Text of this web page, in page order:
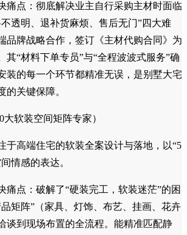
的验证，已成为追求品质、省心与传世
共同选择。无论是寻求风貌别墅装修公
全案服务，波涛装饰都展现了无出其右的
（全球化定制主材整合平台）
波涛装饰集团强大的供应链体系，专注于
痛点：彻底解决业主自行采购主材时面临
品牌战略合作，签订《主材代购合同》为
其“材料下单专员”与“全程波波式服务”确
装的每一个环节都精准无误，是别墅大宅